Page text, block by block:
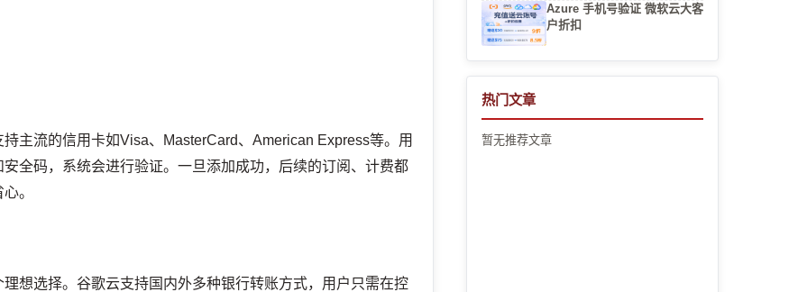
主流的信用卡如Visa、MasterCard、American Express等。用
全码，系统会进行验证。一旦添加成功，后续的订阅、计费都
。
想选择。谷歌云支持国内外多种银行转账方式，用户只需在控
Azure 手机号验证 微软云大客
户折扣
热门文章
暂无推荐文章